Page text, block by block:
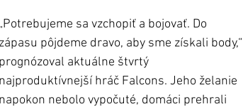
„Potrebujeme sa vzchopiť a bojovať. Do
zápasu pôjdeme dravo, aby sme získali body,“
prognózoval aktuálne štvrtý
najproduktívnejší hráč Falcons. Jeho želanie
napokon nebolo vypočuté, domáci prehrali